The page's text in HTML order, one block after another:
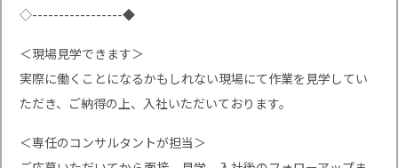
◇-----------------◆
＜現場見学できます＞
実際に働くことになるかもしれない現場にて作業を見学してい
ただき、ご納得の上、入社いただいております。
＜専任のコンサルタントが担当＞